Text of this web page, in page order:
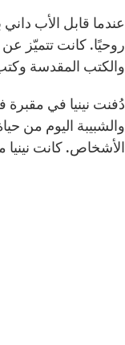
روحيًا. كانت تتميّز عن
والكتب المقدسة
دُفنت نينيا في
والشبيبة اليوم من
الأشخاص. كانت